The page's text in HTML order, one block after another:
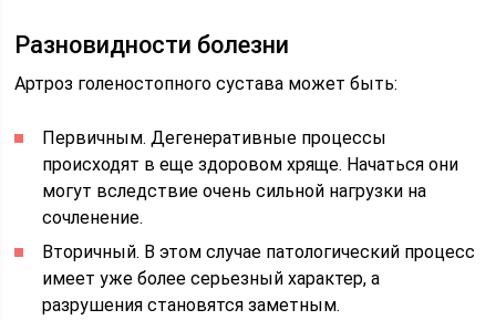
Разновидности болезни
Артроз голеностопного сустава может быть:
Первичным. Дегенеративные процессы
происходят в еще здоровом хряще. Начаться они
могут вследствие очень сильной нагрузки на
сочленение.
Вторичный. В этом случае патологический процесс
имеет уже более серьезный характер, а
разрушения становятся заметным.